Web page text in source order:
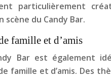
particulièrement
scène du Candy Bar.
famille et d’amis
Bar est également
famille et d’amis. Des